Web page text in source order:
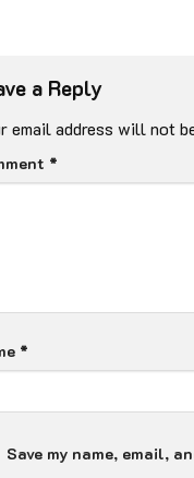
a Reply
email address will not
*
*
Save my name, email,